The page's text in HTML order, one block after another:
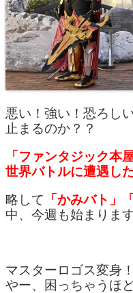
悪い！強い！恐ろし
止まるのか？？
「ファンタジック本
世界バトルに遭遇した
略して 「かみバト」
中、今週も始まります
マスターロゴス変身
やー、困っちゃうほ